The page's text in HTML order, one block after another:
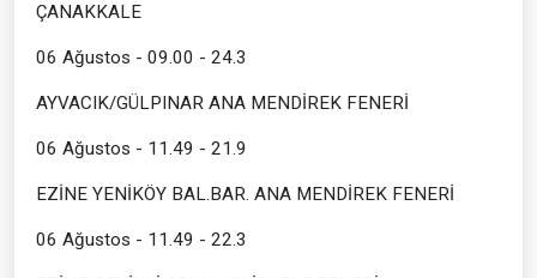
ÇANAKKALE
06 Ağustos - 09.00 - 24.3
AYVACIK/GÜLPINAR ANA MENDİREK FENERİ
06 Ağustos - 11.49 - 21.9
EZİNE YENİKÖY BAL.BAR. ANA MENDİREK FENERİ
06 Ağustos - 11.49 - 22.3